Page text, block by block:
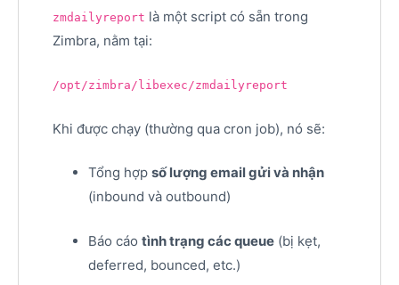
zmdailyreport là một script có sẵn trong
Zimbra, nằm tại:
/opt/zimbra/libexec/zmdailyreport
Khi được chạy (thường qua cron job), nó sẽ:
Tổng hợp số lượng email gửi và nhận
(inbound và outbound)
Báo cáo tình trạng các queue(bị kẹt,
deferred, bounced, etc.)